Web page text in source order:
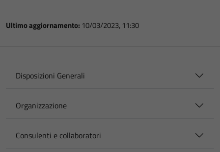
Ultimo aggiornamento: 10/03/2023, 11:30
Disposizioni Generali
Organizzazione
Consulenti e collaboratori